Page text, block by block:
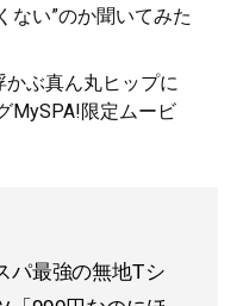
ニクロやGUでもおしゃれ
ない”のか聞いてみた
ぶ真ん丸ヒップに
MySPA!限定ムービ
パ最強の無地Tシ